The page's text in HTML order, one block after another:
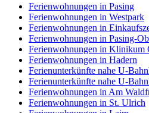
Ferienwohnungen in Pasing
Ferienwohnungen in Westpark
Ferienwohnungen in
Ferienwohnungen in Pasing-
Ferienwohnungen in Klinikum
Ferienwohnungen in Hadern
Ferienunterkünfte nahe U-
Ferienunterkünfte nahe U-
Ferienwohnungen in Am
Ferienwohnungen in St. Ulrich